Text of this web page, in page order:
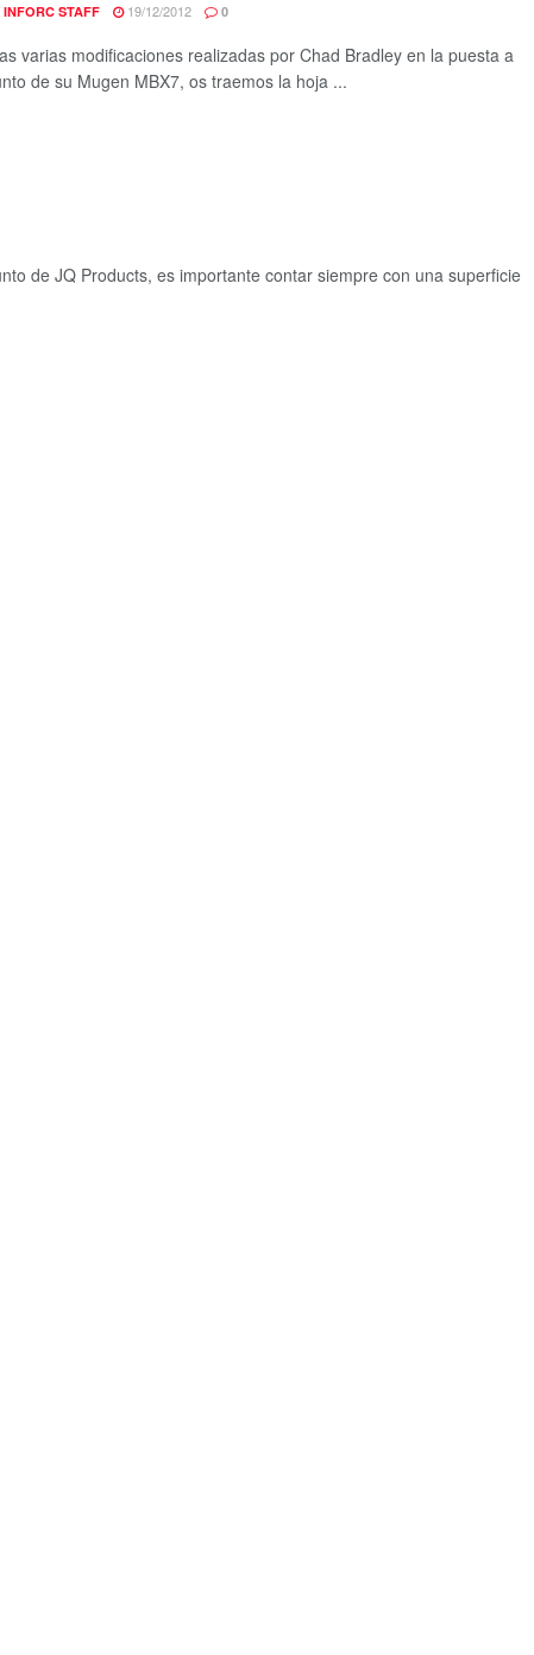
INFORC STAFF 19/12/2012 0
varias modificaciones realizadas por Chad Bradley en la puesta a
de su Mugen MBX7, os traemos la hoja ...
de JQ Products, es importante contar siempre con una superficie